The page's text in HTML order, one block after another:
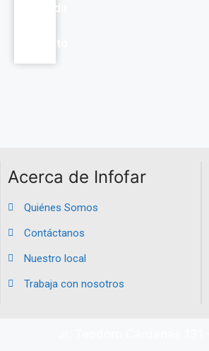
Añadir
carrito
Acerca de Infofar
Quiénes Somos
Contáctanos
Nuestro local
Trabaja con nosotros